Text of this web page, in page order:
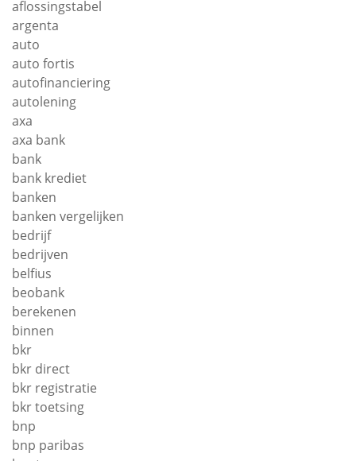
aflossingstabel
argenta
auto
auto fortis
autofinanciering
autolening
axa
axa bank
bank
bank krediet
banken
banken vergelijken
bedrijf
bedrijven
belfius
beobank
berekenen
binnen
bkr
bkr direct
bkr registratie
bkr toetsing
bnp
bnp paribas